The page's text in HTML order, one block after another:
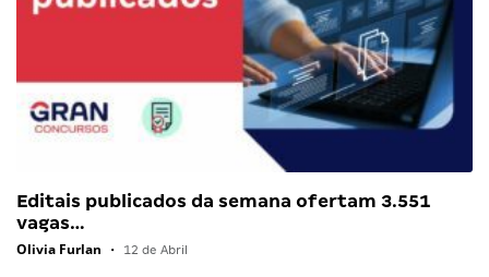
Editais publicados da semana ofertam 3.551
vagas…
Olivia Furlan • 12 de Abril